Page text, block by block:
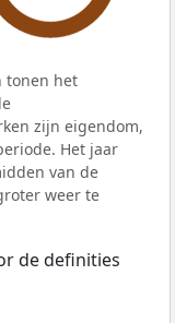
tonen het
zijn eigendom,
Het jaar
van de
weer te
de definities